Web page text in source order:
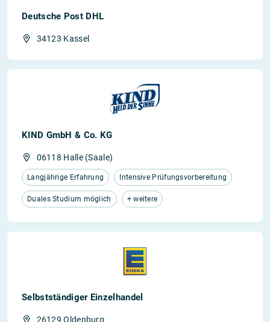
Deutsche Post DHL
34123 Kassel
KIND GmbH & Co. KG
06118 Halle (Saale)
Langjährige Erfahrung Intensive Prüfungsvorbereitung
Duales Studium möglich + weitere
Selbstständiger Einzelhandel
26129 Oldenburg